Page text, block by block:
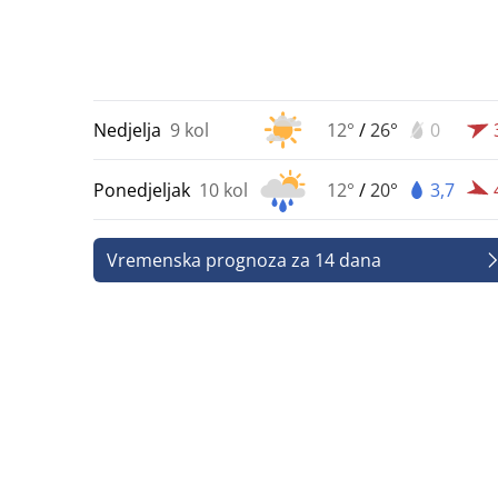
Nedjelja 9 kol 12° /26° 0
Ponedjeljak 10 kol 12° /20° 3,7
Vremenska prognoza za 14 dana